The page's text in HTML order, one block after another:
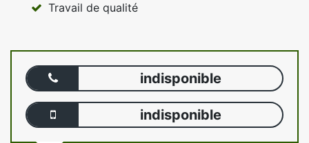
Travail de qualité
indisponible
indisponible